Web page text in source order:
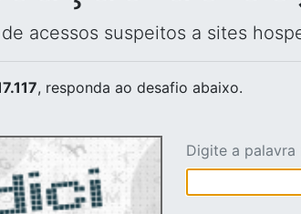
acessos suspeitos a sites
, responda ao desafio abaixo.
Digite a